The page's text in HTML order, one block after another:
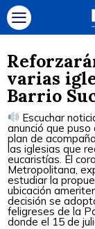
varias
Barrio
Escuchar
anunció que
plan de
las iglesias que
eucaristías. El
Metropolitana,
estudiar la
ubicación
decisión se
feligreses de la
donde el 15 de